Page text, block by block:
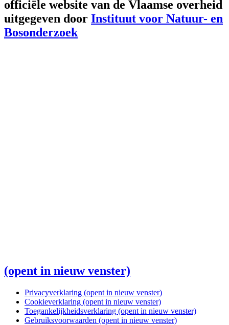
officiële website van de Vlaamse overheid
uitgegeven door Instituut voor Natuur- en
Bosonderzoek
(opent in nieuw venster)
Privacyverklaring (opent in nieuw venster)
Cookieverklaring (opent in nieuw venster)
Toegankelijkheidsverklaring (opent in nieuw venster)
Gebruiksvoorwaarden (opent in nieuw venster)